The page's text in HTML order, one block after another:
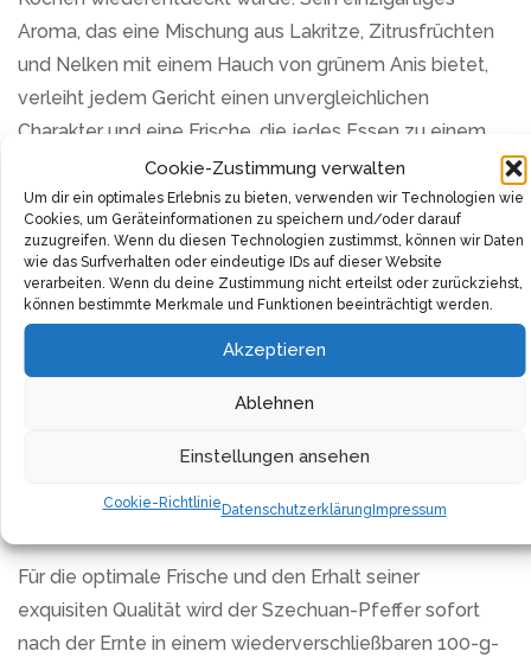
Cookie-Zustimmung verwalten
Um dir ein optimales Erlebnis zu bieten, verwenden wir Technologien wie
Cookies, um Geräteinformationen zu speichern und/oder darauf
zuzugreifen. Wenn du diesen Technologien zustimmst, können wir Daten
wie das Surfverhalten oder eindeutige IDs auf dieser Website
verarbeiten. Wenn du deine Zustimmung nicht erteilst oder zurückziehst,
können bestimmte Merkmale und Funktionen beeinträchtigt werden.
Akzeptieren
Ablehnen
Einstellungen ansehen
Cookie-RichtlinieDatenschutzerklärungImpressum
Aroma, das eine Mischung aus Lakritze, Zitrusfrüchten
und Nelken mit einem Hauch von grünem Anis bietet,
verleiht jedem Gericht einen unvergleichlichen
Charakter und eine Frische, die jedes Essen zu einem
Festmahl macht.
Verbessere deine kulinarischen Kreationen mit dem
Khla Szechuan-Pfeffer. Ob ganz, frisch gemahlen oder
zerkleinert – röste diese kostbaren Beeren leicht an, um
ihr intensives Aroma-Bouquet freizusetzen, bevor du
sie kurz vor Ende des Garvorgangs hinzufügst. Sie sind
Speisen zu verfeinern. Auch in süßen Köstlichkeiten wie
entfalten sie ihren unvergleichlichen Charme.
Für die optimale Frische und den Erhalt seiner
exquisiten Qualität wird der Szechuan-Pfeffer sofort
nach der Ernte in einem wiederverschließbaren 100-g-